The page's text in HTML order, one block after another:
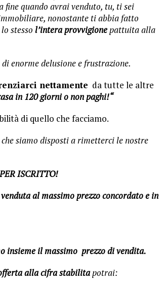
fine quando avrai venduto, tu, ti sei
nonostante ti abbia fatto
stesso l’intera provvigionepattuita alla
enorme delusione e frustrazione.
nettamente da tutte le altre
in 120 giorni o non paghi!“
di quello che facciamo.
siamo disposti a rimetterci le nostre
ISCRITTO!
venduta al massimo prezzo concordatoe in
insieme il massimo prezzo di vendita.
alla cifra stabilitapotrai: